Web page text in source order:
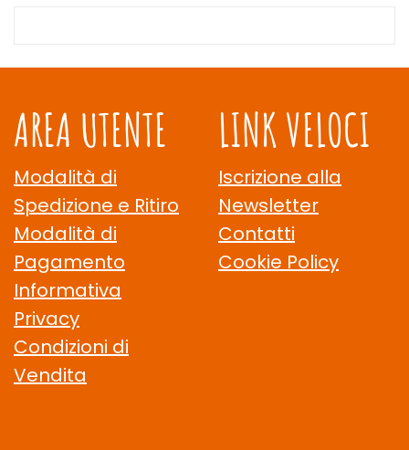
AREA UTENTE
Modalità di
Spedizione e Ritiro
Modalità di
Pagamento
Informativa
Privacy
Condizioni di
Vendita
LINK VELOCI
Iscrizione alla
Newsletter
Contatti
Cookie Policy